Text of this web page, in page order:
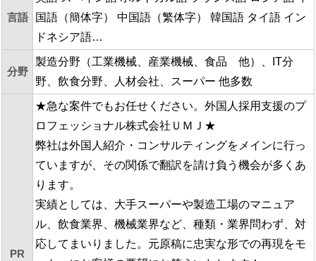
言語
国語（簡体字） 中国語（繁体字） 韓国語 タイ語 イン
ドネシア語…
分野
製造分野（工業機械、産業機械、食品 他）、IT分
野、飲食分野、人材会社、スーパー 他多数
PR
★急な案件でもお任せください。外国人採用支援のプ
ロフェッショナル株式会社ＵＭＪ★
弊社は外国人紹介・コンサルティングをメインに行っ
ていますが、その関係で翻訳を請け負う機会が多くあ
ります。
実績としては、大手スーパーや製造工場のマニュア
ル、飲食業界、機械業界など、種類・業界問わず、対
応してまいりました。元原稿に忠実な形での再現をモ